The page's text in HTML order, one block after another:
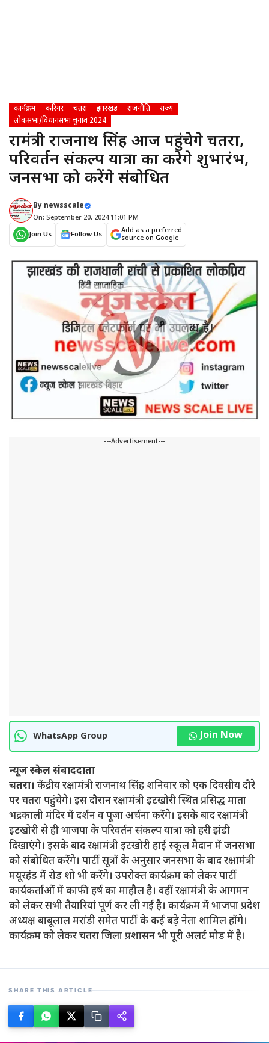
कार्यक्रम करियर चतरा झारखंड राजनीति
राज्य
लोकसभा/विधानसभा चुनाव 2024
रक्षामंत्री राजनाथ सिंह आज पहुंचेगे चतरा,
परिवर्तन संकल्प यात्रा का करेगे शुभारंभ,
जनसभा को करेंगे संबोधित
By newsscale
On: September 20, 2024 11:01 PM
Join Us
Follow Us
Add as a preferred
source on Google
---Advertisement---
WhatsApp Group Join Now
न्यूज स्केल संवाददाता
चतरा। केंद्रीय रक्षामंत्री राजनाथ सिंह शनिवार को एक दिवसीय दौरे
पर चतरा पहुंचेगे। इस दौरान रक्षामंत्री इटखोरी स्थित प्रसिद्ध माता
भद्रकाली मंदिर में दर्शन व पूजा अर्चना करेंगे। इसके बाद रक्षामंत्री
इटखोरी से ही भाजपा के परिवर्तन संकल्प यात्रा को हरी झंडी
दिखाएंगे। इसके बाद रक्षामंत्री इटखोरी हाई स्कूल मैदान में जनसभा
को संबोधित करेंगे। पार्टी सूत्रों के अनुसार जनसभा के बाद रक्षामंत्री
मयूरहंड में रोड शो भी करेंगे। उपरोक्त कार्यक्रम को लेकर पार्टी
कार्यकर्ताओं में काफी हर्ष का माहौल है। वहीं रक्षामंत्री के आगमन
को लेकर सभी तैयारियां पूर्ण कर ली गई है। कार्यक्रम में भाजपा प्रदेश
अध्यक्ष बाबूलाल मरांडी समेत पार्टी के कई बड़े नेता शामिल होंगे।
कार्यक्रम को लेकर चतरा जिला प्रशासन भी पूरी अलर्ट मोड में है।
SHARE THIS ARTICLE